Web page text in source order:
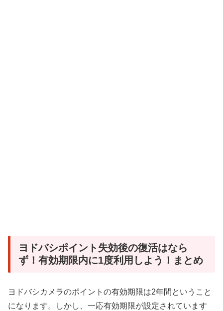
ヨドバシポイント失効後の復活はなら
ず！有効期限内に1度利用しよう！まとめ
ヨドバシカメラのポイントの有効期限は2年間ということ
になります。しかし、一応有効期限が設定されています